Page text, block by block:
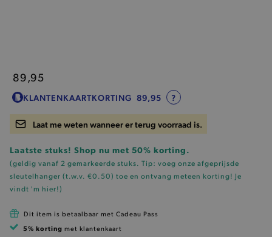
89,95
KLANTENKAARTKORTING 89,95 ?
Laat me weten wanneer er terug voorraad is.
Laatste stuks! Shop nu met 50% korting.
(geldig vanaf 2 gemarkeerde stuks. Tip: voeg onze afgeprijsde
sleutelhanger (t.w.v. €0.50) toe en ontvang meteen korting! Je
vindt 'm hier!)
Dit item is betaalbaar met Cadeau Pass
5% korting met klantenkaart